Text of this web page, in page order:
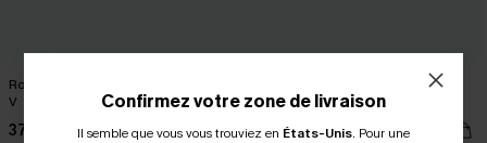
Robe cover up courte bleue à col en
V
37,00 €
Robe cover up midi rayée à col
scoop et fendue sur le côté
37,00 €
Confirmez votre zone de livraison
Il semble que vous vous trouviez en États-Unis. Pour une